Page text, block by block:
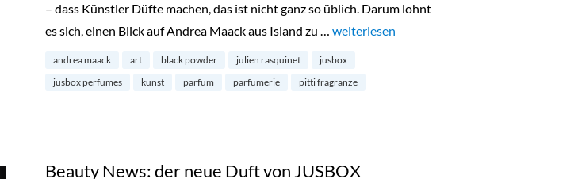
– dass Künstler Düfte machen, das ist nicht ganz so üblich. Darum lohnt
es sich, einen Blick auf Andrea Maack aus Island zu … „Andrea Maack Parfums: die Kunst liegt im
weiterlesen
andrea maack art black powder julien rasquinet
jusbox
jusbox perfumes
kunst parfum parfumerie pitti fragranze
Beauty News: der neue Duft von JUSBOX